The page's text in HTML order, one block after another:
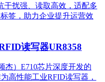
干扰强、读取高效，适配多
签，助力企业提升运营效
读写器UR8358
杰）E710芯片深度开发的
高性能工业RFID读写器，